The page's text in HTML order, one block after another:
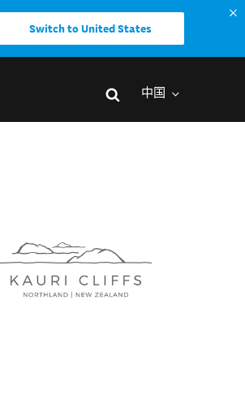
Switch to United States
中国